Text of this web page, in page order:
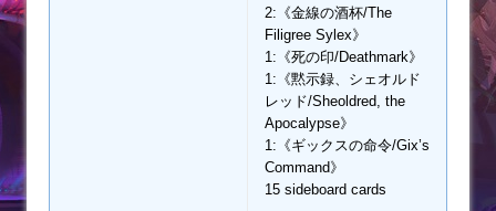
2:《金線の酒杯/The
Filigree Sylex》
1:《死の印/Deathmark》
1:《黙示録、シェオルド
レッド/Sheoldred, the
Apocalypse》
1:《ギックスの命令/Gix’s
Command》
15 sideboard cards